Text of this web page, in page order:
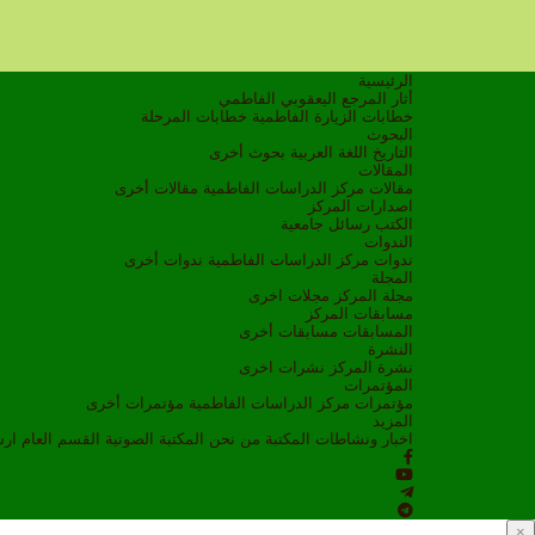
الرئيسية
أثار المرجع اليعقوبي الفاطمي
خطابات الزيارة الفاطمية خطابات المرحلة
البحوث
التاريخ
اللغة العربية بحوث أخرى
المقالات
مقالات مركز الدراسات الفاطمية مقالات أخرى
اصدارات المركز
الكتب رسائل جامعية
الندوات
ندوات مركز الدراسات الفاطمية ندوات أخرى
المجلة
مجلة المركز مجلات اخرى
مسابقات المركز
المسابقات مسابقات أخرى
النشرة
نشرة المركز نشرات اخرى
المؤتمرات
مؤتمرات مركز الدراسات الفاطمية مؤتمرات أخرى
المزيد
اخبار ونشاطات
المكتبة من نحن المكتبة الصوتية القسم العام